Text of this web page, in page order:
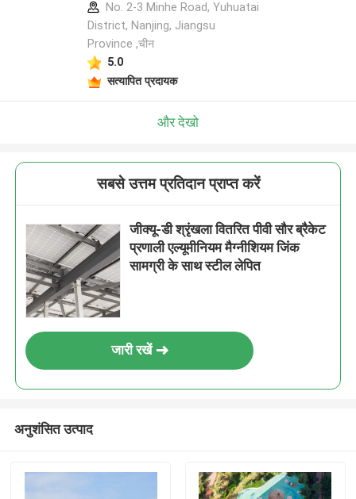
No. 2-3 Minhe Road, Yuhuatai
District, Nanjing, Jiangsu
Province ,चीन
5.0
सत्यापित प्रदायक
और देखो
सबसे उत्तम प्रतिदान प्राप्त करें
जीक्यू-डी श्रृंखला वितरित पीवी सौर ब्रैकेट
प्रणाली एल्यूमीनियम मैग्नीशियम जिंक
सामग्री के साथ स्टील लेपित
जारी रखें
अनुशंसित उत्पाद